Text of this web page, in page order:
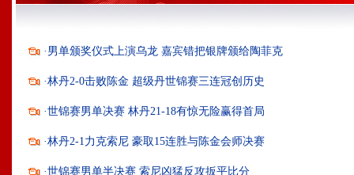
· 男单颁奖仪式上演乌龙 嘉宾错把银牌颁给陶菲克
·林丹2-0击败陈金 超级丹世锦赛三连冠创历史
·世锦赛男单决赛 林丹21-18有惊无险赢得首局
·林丹2-1力克索尼 豪取15连胜与陈金会师决赛
·世锦赛男单半决赛 索尼凶猛反攻扳平比分